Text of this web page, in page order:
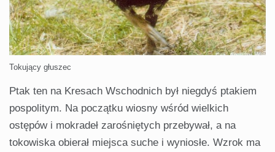
Tokujący głuszec
Ptak ten na Kresach Wschodnich był niegdyś ptakiem
pospolitym. Na początku wiosny wśród wielkich
ostępów i mokradeł zarośniętych przebywał, a na
tokowiska obierał miejsca suche i wyniosłe. Wzrok ma